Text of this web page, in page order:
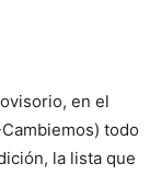
en el
todo
la lista que